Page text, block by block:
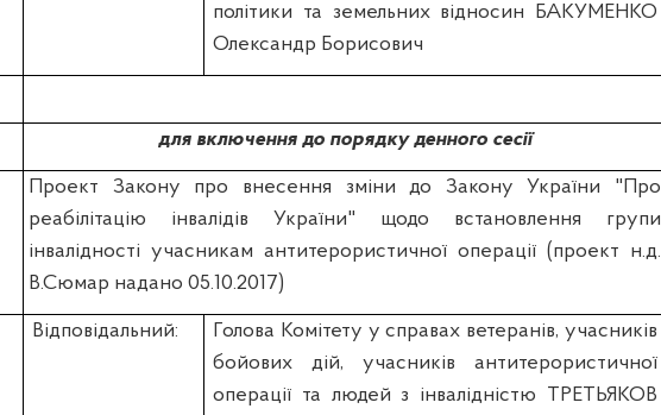
політики та земельних відносин БАКУМЕНКО
Олександр Борисович
для включення до порядку денного сесії
Проект Закону про внесення зміни до Закону України "Про
реабілітацію інвалідів України" щодо встановлення групи
інвалідності учасникам антитерористичної операції (проект н.д.
В.Сюмар надано 05.10.2017)
Відповідальний:
Голова Комітету у справах ветеранів, учасників
бойових дій, учасників антитерористичної
операції та людей з інвалідністю ТРЕТЬЯКОВ